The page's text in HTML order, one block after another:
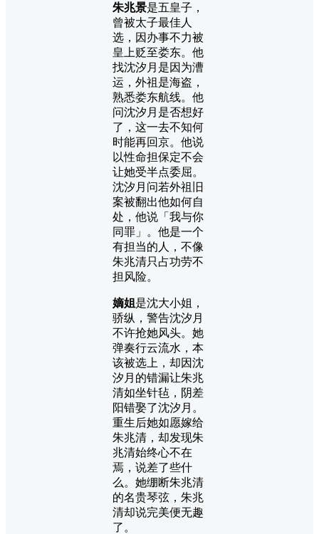
朱兆景是五皇子，
曾被太子最佳人
选，因办事不力被
皇上贬至娄东。他
找沈汐月是因为漕
运，外祖是海盗，
熟悉娄东航线。他
问沈汐月是否想好
了，这一去不知何
时能再回京。他说
以性命担保定不会
让她受半点委屈。
沈汐月问若外祖旧
案被翻出他如何自
处，他说「我与你
同罪」。他是一个
有担当的人，不像
朱兆清只占功劳不
担风险。
嫡姐 是沈大小姐，
骄纵，警告沈汐月
不许抢她风头。她
弹奏行云流水，本
该被选上，却因沈
汐月的错漏让朱兆
清如坐针毡，阴差
阳错娶了沈汐月。
重生后她如愿嫁给
朱兆清，却发现朱
兆清始终心不在
焉，说差了些什
么。她绷断朱兆清
的名贵琴弦，朱兆
清却说完美便无趣
了。